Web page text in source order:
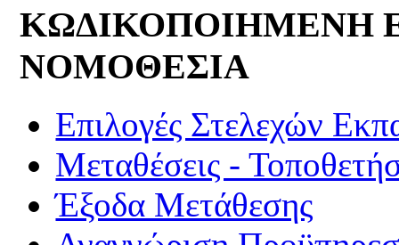
ΚΩΔΙΚΟΠΟΙΗΜΕΝΗ
ΝΟΜΟΘΕΣΙΑ
Επιλογές Στελεχών
Μεταθέσεις -
Έξοδα Μετάθεσης